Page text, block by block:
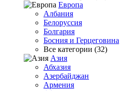
Европа
Албания
Белоруссия
Болгария
Босния и Герцеговина
Все категории (32)
Азия
Абхазия
Азербайджан
Армения